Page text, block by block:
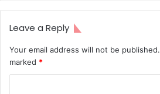
Leave a Reply
Your email address will not be published.
marked *